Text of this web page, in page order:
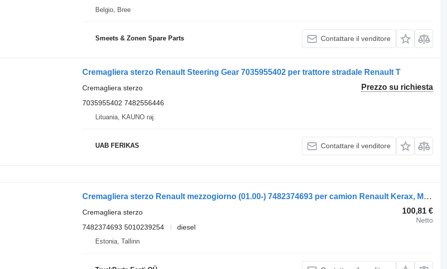
Belgio, Bree
Smeets & Zonen Spare Parts Contattare il venditore
Cremagliera sterzo Renault Steering Gear 7035955402 per trattore stradale Renault T
Prezzo su richiesta
Cremagliera sterzo
7035955402 7482556446
Lituania, KAUNO raj.
UAB FERIKAS Contattare il venditore
Cremagliera sterzo Renault mezzogiorno (01.00-) 7482374693 per camion Renault Kerax, Midlum (1997-2014)
100,81 €
Netto
Cremagliera sterzo
7482374693 5010239254
diesel
Estonia, Tallinn